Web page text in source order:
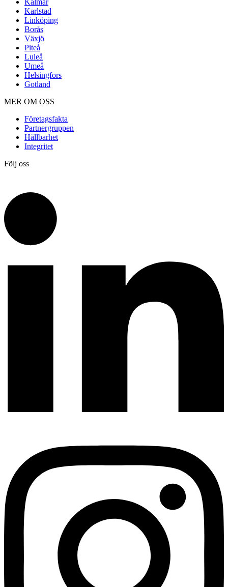
Kalmar
Karlstad
Linköping
Borås
Växjö
Piteå
Luleå
Umeå
Helsingfors
Gotland
MER OM OSS
Företagsfakta
Partnergruppen
Hållbarhet
Integritet
Följ oss